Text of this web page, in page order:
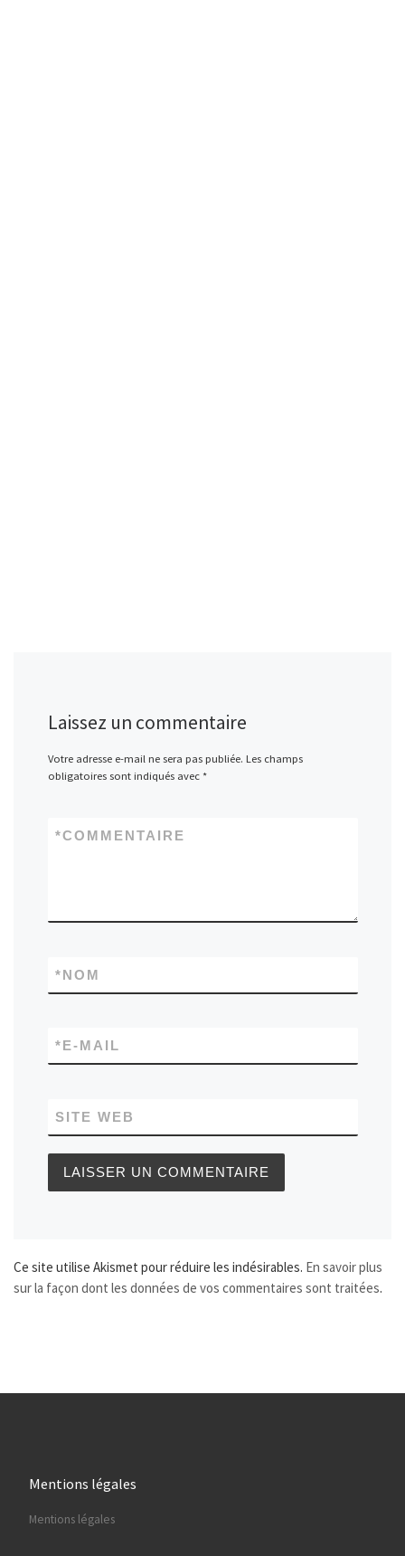
Laissez un commentaire
Votre adresse e-mail ne sera pas publiée. Les champs
obligatoires sont indiqués avec *
COMMENTAIRE
*
NOM
*
E-MAIL
*
SITE WEB
Ce site utilise Akismet pour réduire les indésirables. En savoir plus
sur la façon dont les données de vos commentaires sont traitées.
Mentions légales
Mentions légales